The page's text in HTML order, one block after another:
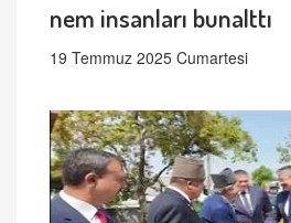
nem insanları bunalttı
19 Temmuz 2025 Cumartesi